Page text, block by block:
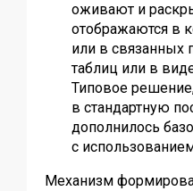
оживают и
отображаются в
или в связанных
таблиц или в
Типовое
в стандартную
дополнилось
с
Механизм